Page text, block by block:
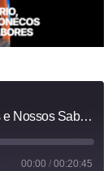
Sesc Solidário, Teatro de Bonecos e Nossos Sabores
00:00 / 00:20:45